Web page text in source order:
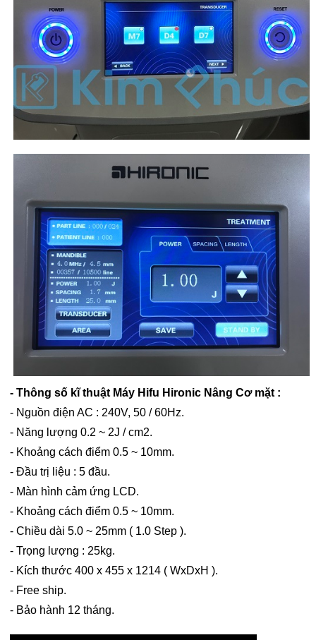
- Thông số kĩ thuật Máy Hifu Hironic Nâng Cơ mặt :
- Nguồn điện AC : 240V, 50 / 60Hz.
- Năng lượng 0.2 ~ 2J / cm2.
- Khoảng cách điểm 0.5 ~ 10mm.
- Đầu trị liệu : 5 đầu.
- Màn hình cảm ứng LCD.
- Khoảng cách điểm 0.5 ~ 10mm.
- Chiều dài 5.0 ~ 25mm ( 1.0 Step ).
- Trọng lượng : 25kg.
- Kích thước 400 x 455 x 1214 ( WxDxH ).
- Free ship.
- Bảo hành 12 tháng.